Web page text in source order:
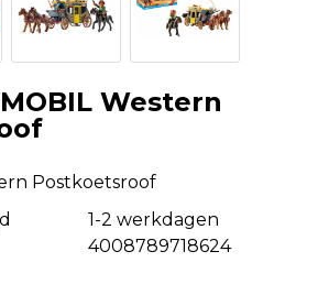
Western
Postkoetsroof
1-2 werkdagen
4008789718624